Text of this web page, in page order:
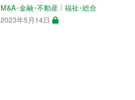
M&A･金融･不動産 │福祉･総合
2023年5月14日